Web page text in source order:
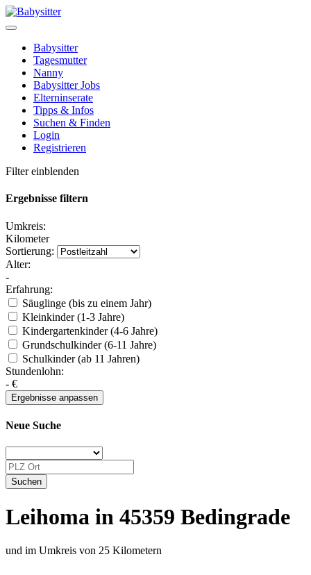
Babysitter
Tagesmutter
Nanny
Babysitter Jobs
Elterninserate
Tipps & Infos
Suchen & Finden
Login
Registrieren
Filter einblenden
Ergebnisse filtern
Umkreis:
Kilometer
Sortierung:
Alter:
-
Erfahrung:
Säuglinge (bis zu einem Jahr)
Kleinkinder (1-3 Jahre)
Kindergartenkinder (4-6 Jahre)
Grundschulkinder (6-11 Jahre)
Schulkinder (ab 11 Jahren)
Stundenlohn:
- €
Neue Suche
Leihoma in 45359 Bedingrade
und im Umkreis von 25 Kilometern